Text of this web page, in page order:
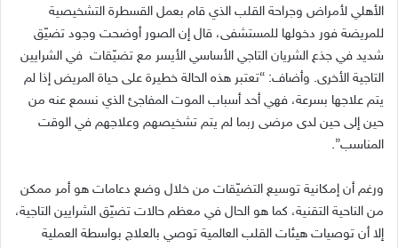
الأهلي لأمراض وجراحة القلب الذي قام بعمل القسطرة التشخيصية
للمريضة فور دخولها للمستشفى، قال إن الصور أوضحت وجود تضيّق
شديد في جذع الشريان التاجي الأساسي الأيسر مع تضيّقات في الشرايين
التاجية الأخرى. وأضاف: “تعتبر هذه الحالة خطيرة على حياة المريض إذا لم
يتم علاجها بسرعة، فهي أحد أسباب الموت المفاجئ الذي نسمع عنه من
حين إلى حين لدى مرضى ربما لم يتم تشخيصهم وعلاجهم في الوقت
المناسب”.
ورغم أن إمكانية توسيع التضيّقات من خلال وضع دعامات هو أمر ممكن
من الناحية التقنية، كما هو الحال في معظم حالات تضيّق الشرايين التاجية،
إلا أن توصيات هيئات القلب العالمية توصي بالعلاج بواسطة العملية